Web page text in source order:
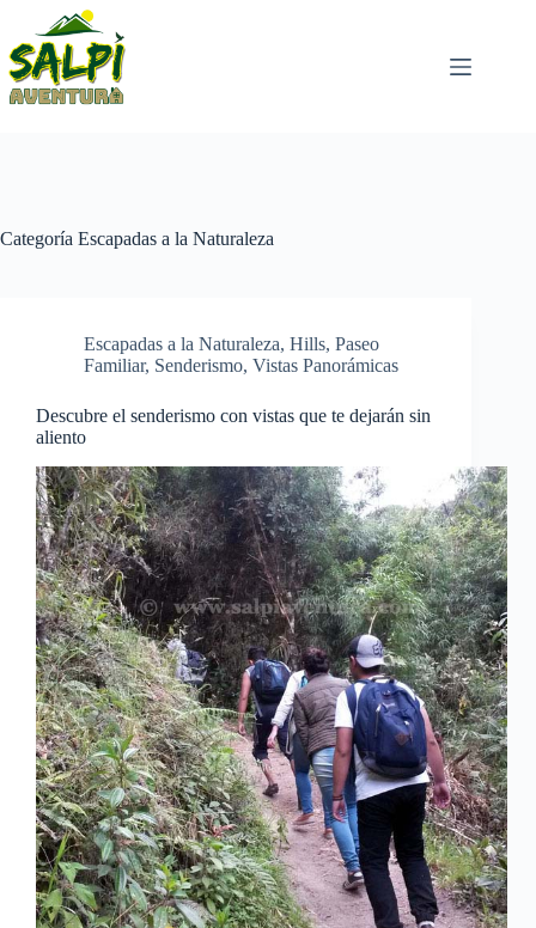
contenido
Categoría Escapadas a la Naturaleza
Escapadas a la Naturaleza, Hills, Paseo
Familiar, Senderismo, Vistas Panorámicas
Descubre el senderismo con vistas que te dejarán sin
aliento